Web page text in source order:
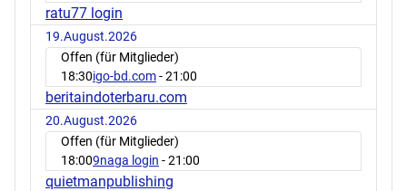
ratu77 login
19.August.2026
Offen (für Mitglieder)
18:30igo-bd.com- 21:00
beritaindoterbaru.com
20.August.2026
Offen (für Mitglieder)
18:009naga login - 21:00
quietmanpublishing